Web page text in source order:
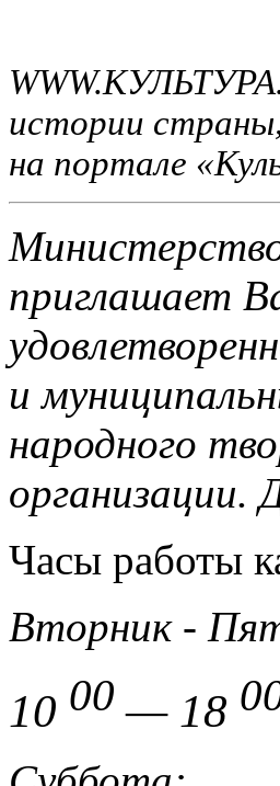
истории
на портале
приглашает
и
народного
организации.
Часы работы
Вторник -
10 00 — 18